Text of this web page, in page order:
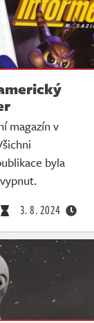
magazín v
byla
3. 8. 2024